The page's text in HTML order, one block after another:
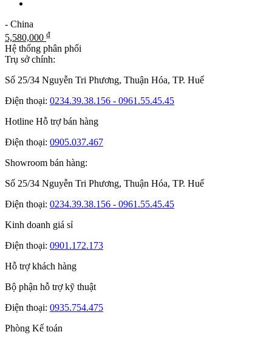
- China
5,580,000 ₫
Hệ thống phân phối
Trụ sở chính:
Số 25/34 Nguyễn Tri Phương, Thuận Hóa, TP. Huế
Điện thoại: 0234.39.38.156 - 0961.55.45.45
Hotline Hỗ trợ bán hàng
Điện thoại: 0905.037.467
Showroom bán hàng:
Số 25/34 Nguyễn Tri Phương, Thuận Hóa, TP. Huế
Điện thoại: 0234.39.38.156 - 0961.55.45.45
Kinh doanh giá sỉ
Điện thoại: 0901.172.173
Hỗ trợ khách hàng
Bộ phận hỗ trợ kỹ thuật
Điện thoại: 0935.754.475
Phòng Kế toán